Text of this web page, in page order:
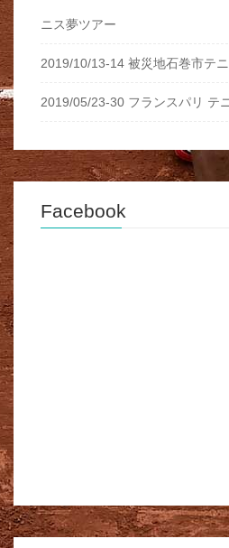
ニス夢ツアー
2019/10/13-14 被災地石巻市テ
2019/05/23-30 フランスパリ テ
Facebook